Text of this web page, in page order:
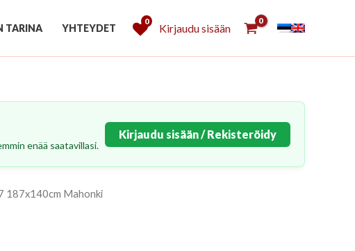
TARINA YHTEYDET
0
Kirjaudu sisään
enää saatavillasi.
Kirjaudu sisään / Rekisteröidy
187x140cm Mahonki